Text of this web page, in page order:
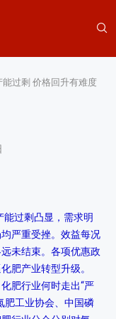
能过剩 价格回升有难度
过剩凸显，需求明
严重受挫。效益每况
未结束。各项优惠政
肥产业转型升级。
肥行业何时走出“严
肥工业协会、中国磷